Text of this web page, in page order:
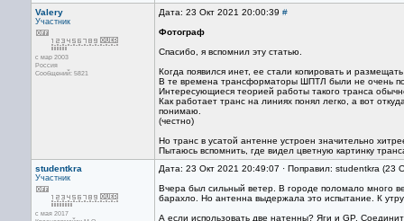
Valery
Участник
с мар 2003
Россия
Сообщений: 5821
Дата: 23 Окт 2021 20:00:39 #
Фотограф
Спасибо, я вспомнил эту статью.
Когда появился инет, ее стали копировать и
В те времена трансформаторы ШПТЛ были не очень
Интересующиеся теорией работы такого транса
Как работает транс на линиях понял легко, а вот
понимаю.
(честно)
Но транс в усатой антенне устроен значительно
Пытаюсь вспомнить, где видел цветную картинку
studentkra
Участник
с мая 2017
Дата: 23 Окт 2021 20:49:07 · Поправил: studentkra (23
Вчера был сильный ветер. В городе поломало много
барахло. Но антенна выдержала это испытание. К
А если использовать две натенны? Яги и GP.